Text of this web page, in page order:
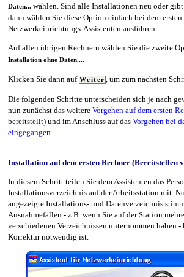
Daten... wählen. Sind alle Installationen neu oder gibt
dann wählen Sie diese Option einfach bei dem
Netzwerkeinrichtungs-Assistenten ausführen.
Auf allen übrigen Rechnern wählen Sie die zweite
Installation ohne Daten....
Klicken Sie dann auf Weiter , um zum nächsten
Die folgenden Schritte unterscheiden sich je nach
nun zunächst das weitereVorgehen auf dem ersten
bereitstellt) und im Anschluss auf dasVorgehen bei
eingegangen
Installation auf dem ersten Rechner (Bereitstellen
In diesem Schritt teilen Sie dem Assistenten das
Installationsverzeichnis auf der Arbeitsstation mit.
angezeigte Installations- und Datenverzeichnis
Ausnahmefällen - z.B. wenn Sie auf der Station
verschiedenen Verzeichnissen unternommen haben -
Korrektur notwendig ist.